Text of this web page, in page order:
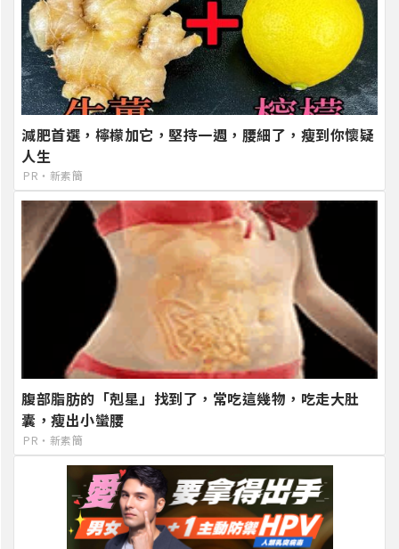
減肥首選，檸檬加它，堅持一週，腰細了，瘦到你懷疑
人生
PR・新素簡
腹部脂肪的「剋星」找到了，常吃這幾物，吃走大肚
囊，瘦出小蠻腰
PR・新素簡